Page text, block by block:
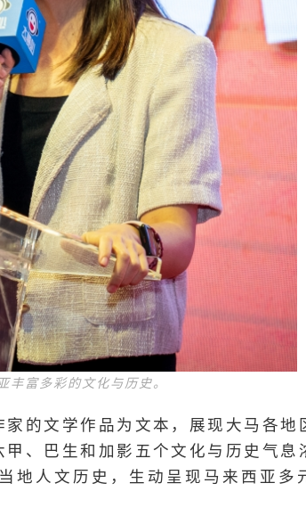
富多彩的文化与历史。
的文学作品为文本，展现大马各地
、巴生和加影五个文化与历史气息
地人文历史，生动呈现马来西亚多